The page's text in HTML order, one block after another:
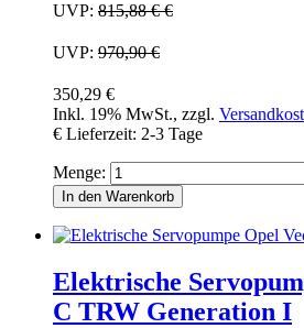
UVP: 815,88 €€
UVP: 970,90 €
350,29 €
Inkl. 19% MwSt., zzgl.
€ Lieferzeit: 2-3 Tage
Menge:
In den Warenkorb
Elektrische
C TRW Generation I